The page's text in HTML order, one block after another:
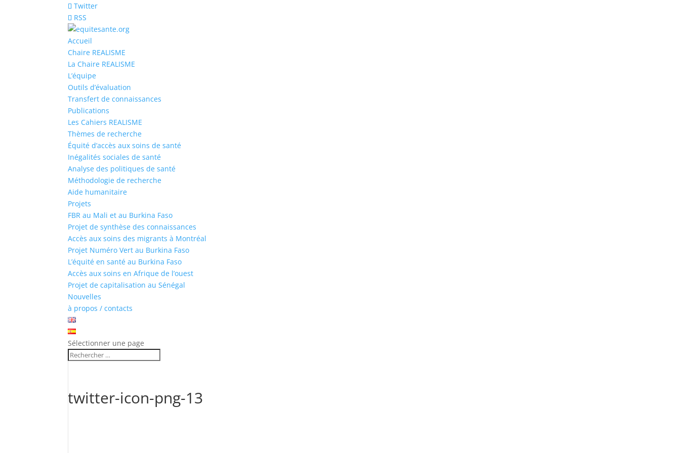
Twitter
RSS
Accueil
Chaire REALISME
La Chaire REALISME
L’équipe
Outils d’évaluation
Transfert de connaissances
Publications
Les Cahiers REALISME
Thèmes de recherche
Équité d’accès aux soins de santé
Inégalités sociales de santé
Analyse des politiques de santé
Méthodologie de recherche
Aide humanitaire
Projets
FBR au Mali et au Burkina Faso
Projet de synthèse des connaissances
Accès aux soins des migrants à Montréal
Projet Numéro Vert au Burkina Faso
L’équité en santé au Burkina Faso
Accès aux soins en Afrique de l’ouest
Projet de capitalisation au Sénégal
Nouvelles
à propos / contacts
Sélectionner une page
twitter-icon-png-13